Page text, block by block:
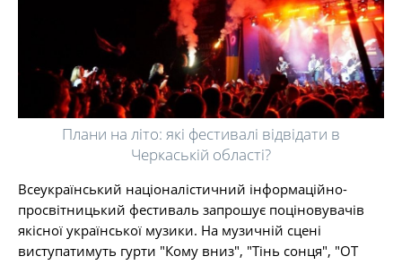
Плани на літо: які фестивалі відвідати в
Черкаській області?
Всеукраїнський націоналістичний інформаційно-
просвітницький фестиваль запрошує поціновувачів
якісної української музики. На музичній сцені
виступатимуть гурти "Кому вниз", "Тінь сонця", "OT